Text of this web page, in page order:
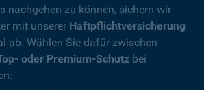
nachgehen zu können, sichern wir
mit unserer Haftpflichtversicherung
ab. Wählen Sie dafür zwischen
oder Premium-Schutz bei